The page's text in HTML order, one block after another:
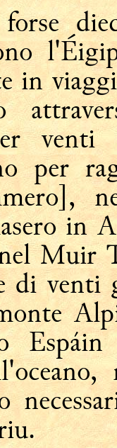
forse
in
per
in
Muir
di